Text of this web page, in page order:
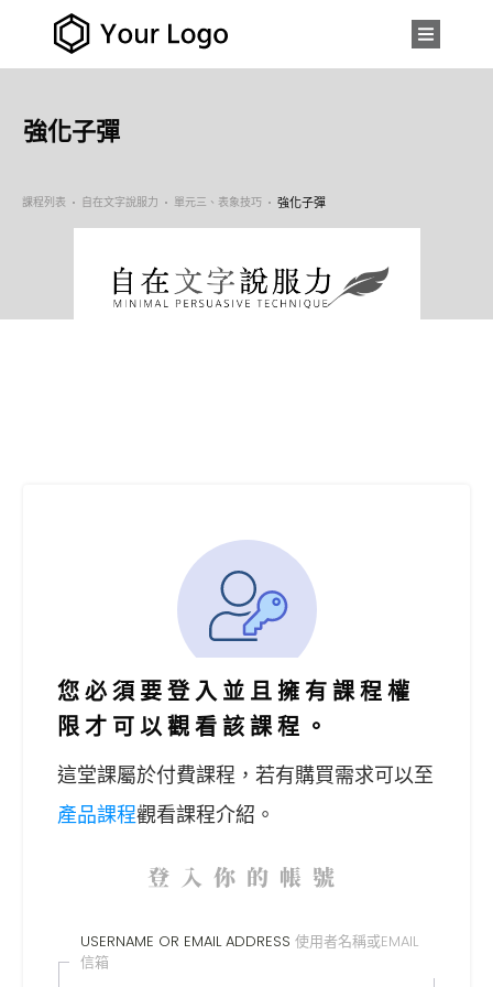
強化子彈
課程列表 自在文字說服力 單元三、表象技巧 強化子彈
您必須要登入並且擁有課程權
限才可以觀看該課程。
這堂課屬於付費課程， 若有購買需求可以至
產品課程觀看課程介紹。
登入你的帳號
USERNAME OR EMAIL ADDRESS 使用者名稱或EMAIL
信箱